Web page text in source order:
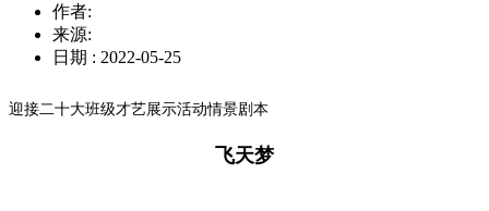
作者:
来源:
日期 : 2022-05-25
迎接二十大班级才艺展示活动情景剧本
飞天梦